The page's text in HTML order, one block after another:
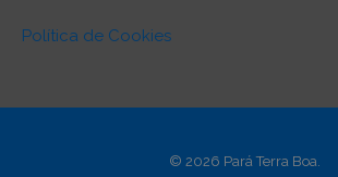
Política de Cookies
© 2026 Pará Terra Boa.